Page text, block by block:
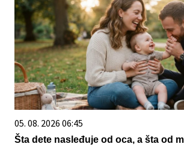
05. 08. 2026 06:45
Šta dete nasleđuje od oca, a šta od